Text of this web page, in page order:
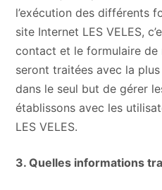
l’exécution des différents
site Internet LES VELES,
contact et le formulaire de
seront traitées avec la
dans le seul but de gérer
établissons avec les
LES VELES.
3. Quelles informations